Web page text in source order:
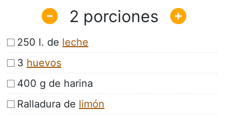
2
250 l. de leche
3 huevos
400 g de harina
Ralladura de limón